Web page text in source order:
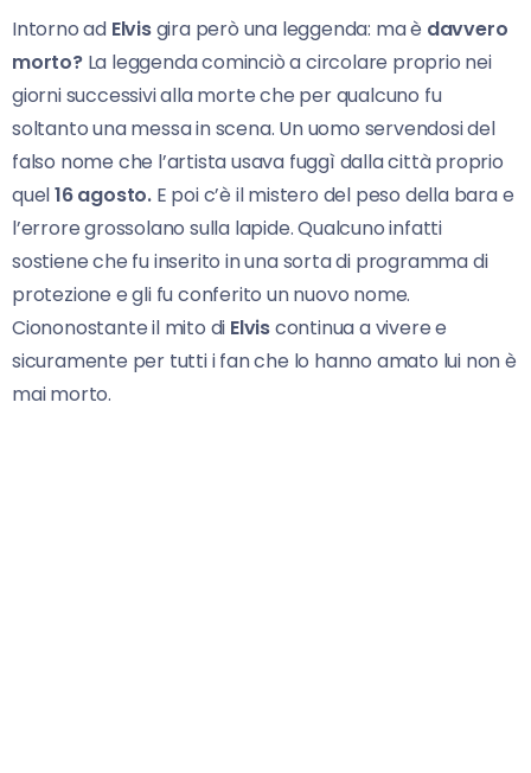
Intorno ad Elvisgira però una leggenda: ma è davvero
morto?La leggenda cominciò a circolare proprio nei
giorni successivi alla morte che per qualcuno fu
soltanto una messa in scena. Un uomo servendosi del
falso nome che l’artista usava fuggì dalla città proprio
quel16 agosto. E poi c’è il mistero del peso della bara e
l’errore grossolano sulla lapide. Qualcuno infatti
sostiene che fu inserito in una sorta di programma di
protezione e gli fu conferito un nuovo nome.
Ciononostante il mito di Elviscontinua a vivere e
sicuramente per tutti i fan che lo hanno amato lui non è
mai morto.